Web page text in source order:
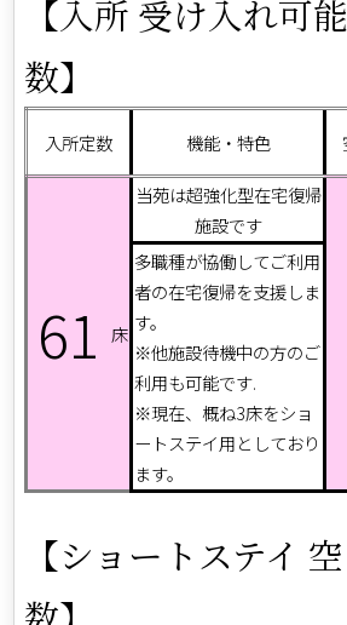
【入所 受け入れ可
数】
入所定数 機能・特色
61 床
当苑は超強化型在宅復帰
施設です
多職種が協働してご利用
者の在宅復帰を支援しま
す。
※他施設待機中の方のご
利用も可能です.
※現在、概ね3床をショ
ートステイ用としており
ます。
【ショートステイ